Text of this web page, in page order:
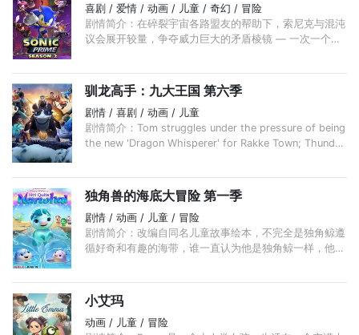
喜剧 / 爱情 / 动画 / 儿童 / 奇幻 / 冒险
剧情简介：在碎裂宇宙各路盟友的帮助下，索尼克与混沌
议会展开较量，争夺威力巨大的矛盾棱镜 — 一次一个碎
驯龙高手：九大王国 第六季
剧情 / 喜剧 / 动画 / 儿童
剧情简介：Tom struggles under the pressure of being
the new 'Dragon Whisperer' for Rakke Town; Thunder
独角兽的海底大冒险 第一季
剧情 / 动画 / 儿童 / 冒险
剧情简介：改编自同名儿童故事绘本，不完全是独角鲸遵
循好奇和有趣的海带，谁一直认为他是独角鲸一样，他的
小艾玛
动画 / 儿童 / 冒险